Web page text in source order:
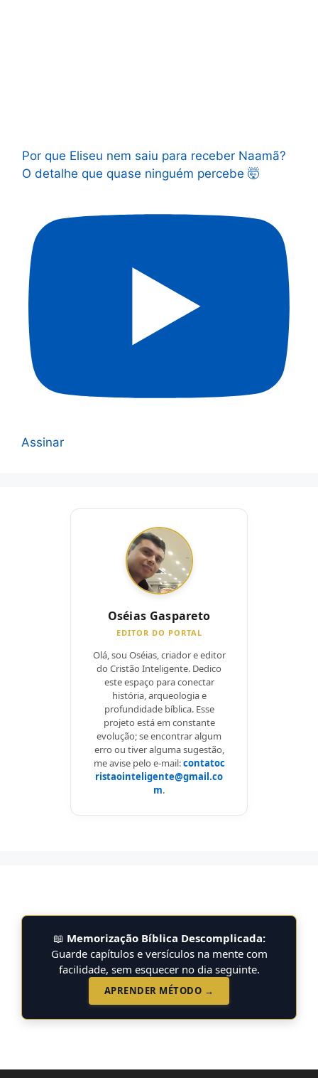
Por que Eliseu nem saiu para receber Naamã?
O detalhe que quase ninguém percebe 🤯
Assinar
Oséias Gaspareto
EDITOR DO PORTAL
Olá, sou Oséias, criador e editor
do Cristão Inteligente. Dedico
este espaço para conectar
história, arqueologia e
profundidade bíblica. Esse
projeto está em constante
evolução; se encontrar algum
erro ou tiver alguma sugestão,
me avise pelo e-mail:contatoc
ristaointeligente@gmail.co
m.
📖 Memorização Bíblica Descomplicada:
Guarde capítulos e versículos na mente com
facilidade, sem esquecer no dia seguinte.
APRENDER MÉTODO →